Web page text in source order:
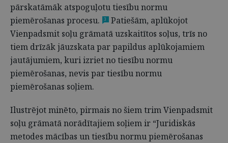
pārskatāmāk atspoguļotu tiesību normu
piemērošanas procesu.
3
Patiešām, aplūkojot
Vienpadsmit soļu grāmatā uzskaitītos soļus, trīs no
tiem drīzāk jāuzskata par papildus aplūkojamiem
jautājumiem, kuri izriet no tiesību normu
piemērošanas, nevis par tiesību normu
piemērošanas soļiem.
Ilustrējot minēto, pirmais no šiem trim Vienpadsmit
soļu grāmatā norādītajiem soļiem ir “Juridiskās
metodes mācības un tiesību normu piemērošanas